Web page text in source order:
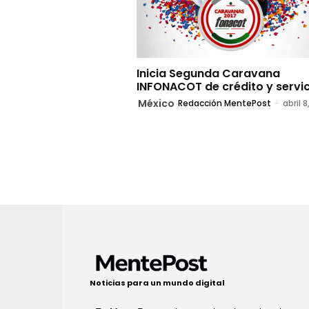
Inicia Segunda Caravana
INFONACOT de crédito y
México Redacción MentePost - abril
Noticias para un mundo digital